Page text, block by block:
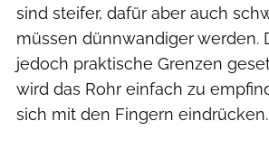
sind steifer, dafür aber auch
müssen dünnwandiger werden.
jedoch praktische Grenzen
wird das Rohr einfach zu
sich mit den Fingern eindrücken.